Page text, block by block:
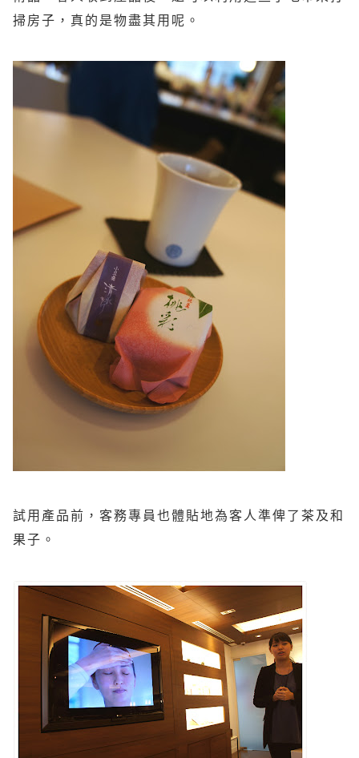
掃房子，真的是物盡其用呢。
試用產品前，客務專員也體貼地為客人準俾了茶及和
果子。